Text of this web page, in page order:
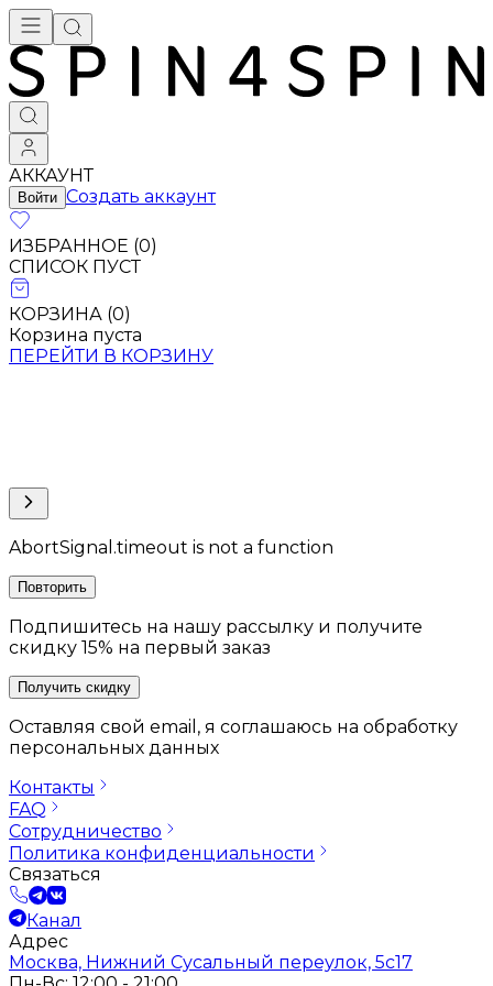
АККАУНТ
Войти Создать аккаунт
ИЗБРАННОЕ (0)
СПИСОК ПУСТ
КОРЗИНА (0)
Корзина пуста
ПЕРЕЙТИ В КОРЗИНУ
AbortSignal.timeout is not a function
Повторить
Подпишитесь на нашу рассылку и получите
скидку 15% на первый заказ
Получить скидку
Оставляя свой email, я соглашаюсь на обработку
персональных данных
Контакты
FAQ
Сотрудничество
Политика конфиденциальности
Связаться
Канал
Адрес
Москва, Нижний Сусальный переулок, 5с17